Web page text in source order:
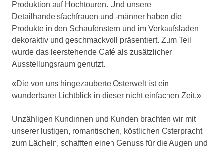
Produktion auf Hochtouren. Und unsere
Detailhandelsfachfrauen und -männer haben die
Produkte in den Schaufenstern und im Verkaufsladen
dekoraktiv und geschmackvoll präsentiert. Zum Teil
wurde das leerstehende Café als zusätzlicher
Ausstellungsraum genutzt.
«Die von uns hingezauberte Osterwelt ist ein
wunderbarer Lichtblick in dieser nicht einfachen Zeit.»
Unzähligen Kundinnen und Kunden brachten wir mit
unserer lustigen, romantischen, köstlichen Osterpracht
zum Lächeln, schafften einen Genuss für die Augen und